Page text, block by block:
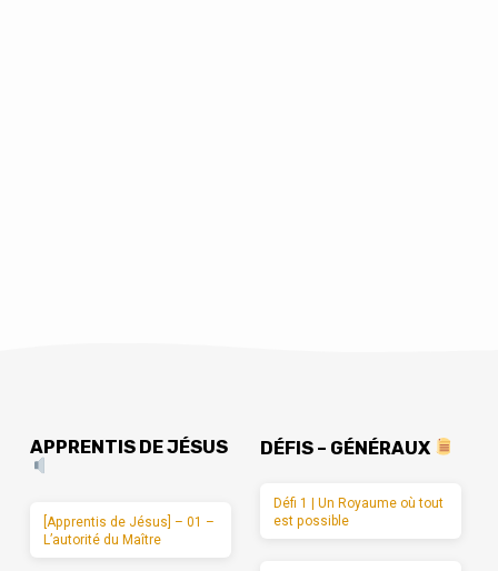
APPRENTIS DE JÉSUS
[Apprentis de Jésus] – 01 –
L’autorité du Maître
DÉFIS – GÉNÉRAUX
Défi 1 | Un Royaume où tout
est possible